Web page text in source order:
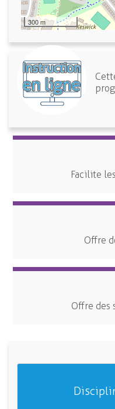
300 m
Facilite
Offre
Offre des